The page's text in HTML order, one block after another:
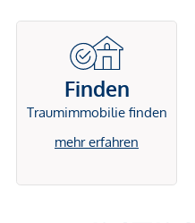
Finden
Traumimmobilie finden
mehr erfahren